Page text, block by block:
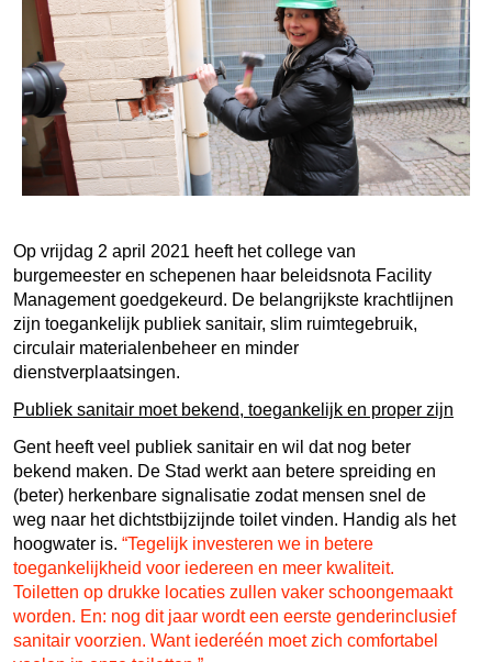
Op vrijdag 2 april 2021 heeft het college van
burgemeester en schepenen haar beleidsnota Facility
Management goedgekeurd. De belangrijkste krachtlijnen
zijn toegankelijk publiek sanitair, slim ruimtegebruik,
circulair materialenbeheer en minder
dienstverplaatsingen.
Publiek sanitair moet bekend, toegankelijk en proper zijn
Gent heeft veel publiek sanitair en wil dat nog beter
bekend maken. De Stad werkt aan betere spreiding en
(beter) herkenbare signalisatie zodat mensen snel de
weg naar het dichtstbijzijnde toilet vinden. Handig als het
hoogwater is. “Tegelijk investeren we in betere
toegankelijkheid voor iedereen en meer kwaliteit.
Toiletten op drukke locaties zullen vaker schoongemaakt
worden. En: nog dit jaar wordt een eerste genderinclusief
sanitair voorzien. Want iederéén moet zich comfortabel